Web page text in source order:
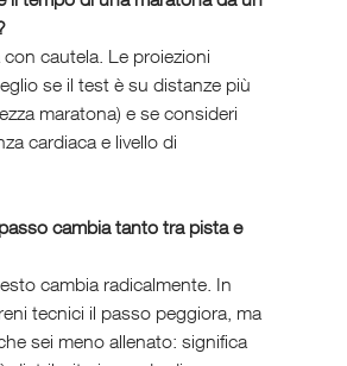
cautela. Le proiezioni
se il test è su distanze più
maratona) e se consideri
cardiaca e livello di
cambia tanto tra pista e
cambia radicalmente. In
tecnici il passo peggiora, ma
sei meno allenato: significa